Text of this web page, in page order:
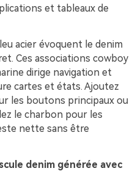
et tableaux de
acier évoquent le denim
Ces associations cowboy
dirige navigation et
cartes et états. Ajoutez
les boutons principaux ou
le charbon pour les
nette sans être
denim générée avec